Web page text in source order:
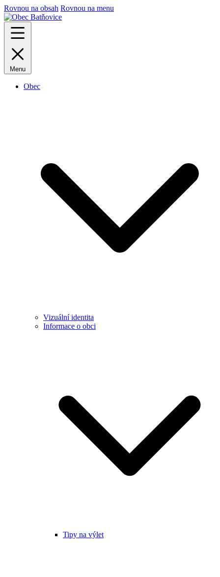
Rovnou na obsah Rovnou na menu
Menu
Obec
Vizuální identita
Informace o obci
Tipy na výlet